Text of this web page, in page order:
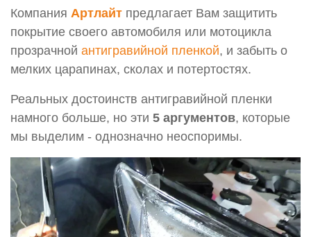
Компания Артлайт предлагает Вам защитить
покрытие своего автомобиля или мотоцикла
прозрачной антигравийной пленкой, и забыть о
мелких царапинах, сколах и потертостях.
Реальных достоинств антигравийной пленки
намного больше, но эти 5 аргументов, которые
мы выделим - однозначно неоспоримы.